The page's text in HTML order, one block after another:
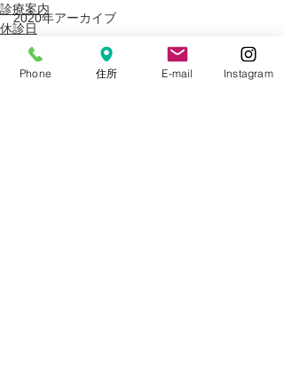
2020年アーカイブ
2019年アーカイブ
2018年アーカイブ
診療案内
休診日
Phone 住所 E-mail Instagram